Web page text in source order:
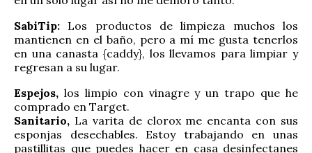
SabiTip: Los productos de limpieza muchos los
mantienen en el baño, pero a mí me gusta tenerlos
en una canasta {caddy}, los llevamos para limpiar y
regresan a su lugar.
Espejos, los limpio con vinagre y un trapo que he
comprado en Target.
Sanitario, La varita de clorox me encanta con sus
esponjas desechables. Estoy trabajando en unas
pastillitas que puedes hacer en casa desinfectanes